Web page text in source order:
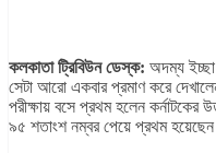
কলকাতা ট্রিবিউন ডেস্ক: অদম্য ইচ্ছা
সেটা আরো একবার প্রমাণ করে
পরীক্ষায় বসে প্রথম হলেন
৯৫ শতাংশ নম্বর পেয়ে প্রথম হয়েছেন